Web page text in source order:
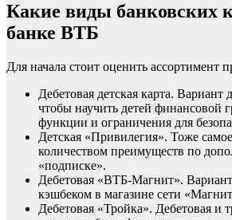
Какие виды банковских
банке ВТБ
Для начала стоит оценить ассортимент
Дебетовая детская карта. Вариант
чтобы научить детей финансовой
функции и ограничения для
Детская «Привилегия». Тоже
количеством преимуществ по
«подписке».
Дебетовая «ВТБ-Магнит».
кэшбеком в магазине сети
Дебетовая «Тройка». Дебетовая и